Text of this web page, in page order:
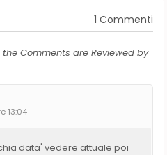
1 Commenti
the Comments are Reviewed by
13:04
data' vedere attuale poi